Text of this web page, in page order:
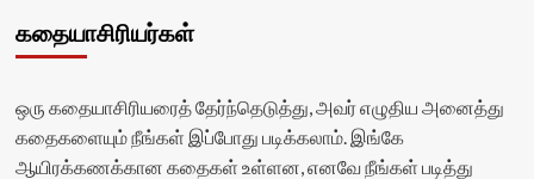
கதையாசிரியர்கள்
ஒரு கதையாசிரியரைத் தேர்ந்தெடுத்து, அவர் எழுதிய அனைத்து
கதைகளையும் நீங்கள் இப்போது படிக்கலாம். இங்கே
ஆயிரக்கணக்கான கதைகள் உள்ளன, எனவே நீங்கள் படித்து